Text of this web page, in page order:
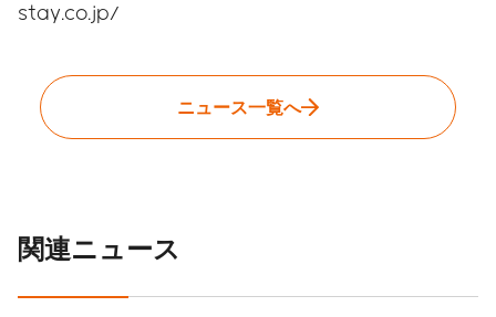
stay.co.jp/
ニュース一覧へ
関連ニュース